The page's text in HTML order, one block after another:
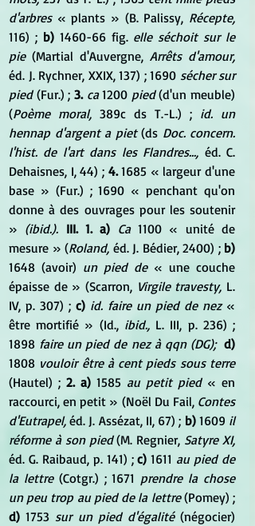
d'arbres « plants » (B. Palissy, Récepte,
116) ; b) 1460-66 fig. elle séchoit sur le
pie (Martial d'Auvergne, Arrêts d'amour,
éd. J. Rychner, XXIX, 137) ; 1690 sécher sur
pied (Fur.) ; 3. ca 1200 pied (d'un meuble)
(Poème moral, 389c ds T.-L.) ; id. un
hennap d'argent a piet (ds Doc. concern.
l'hist. de l'art dans les Flandres..., éd. C.
Dehaisnes, I, 44) ; 4. 1685 « largeur d'une
base » (Fur.) ; 1690 « penchant qu'on
donne à des ouvrages pour les soutenir
» (ibid.). III. 1. a) Ca 1100 « unité de
mesure » (Roland, éd. J. Bédier, 2400) ; b)
1648 (avoir) un pied de « une couche
épaisse de » (Scarron, Virgile travesty, L.
IV, p. 307) ; c) id. faire un pied de nez «
être mortifié » (Id., ibid., L. III, p. 236) ;
1898 faire un pied de nez à qqn (DG); d)
1808 vouloir être à cent pieds sous terre
(Hautel) ; 2. a) 1585 au petit pied « en
raccourci, en petit » (Noël Du Fail, Contes
d'Eutrapel, éd. J. Assézat, II, 67) ; b) 1609 il
réforme à son pied (M. Regnier, Satyre XI,
éd. G. Raibaud, p. 141) ; c) 1611 au pied de
la lettre (Cotgr.) ; 1671 prendre la chose
un peu trop au pied de la lettre
d) 1753 sur un pied d'égalité (négocier)